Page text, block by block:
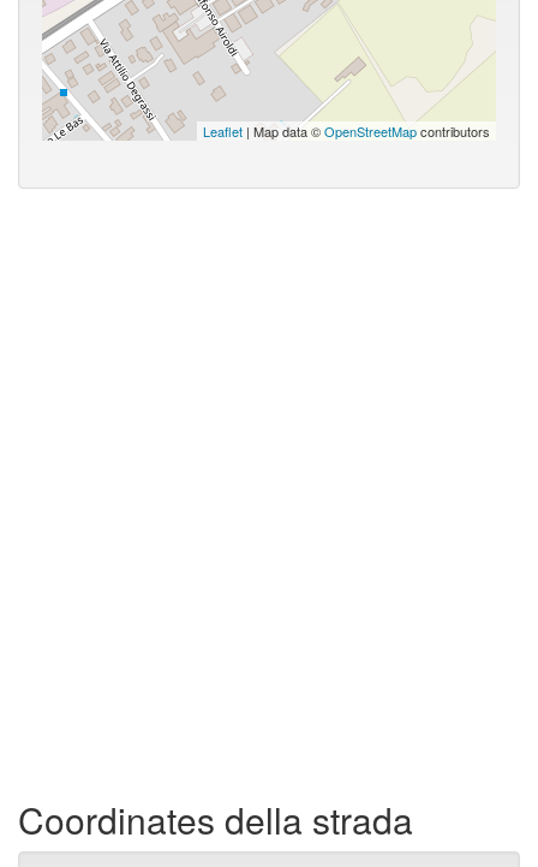
Leaflet | Map data ©OpenStreetMapcontributors
Coordinates della strada